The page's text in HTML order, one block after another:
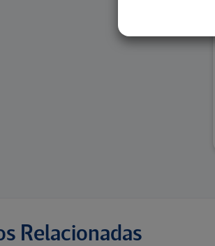
Relacionadas